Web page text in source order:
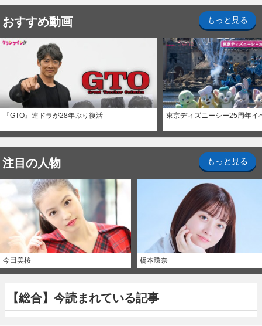
おすすめ動画 もっと見る
『GTO』連ドラが28年ぶり復活 東京ディズニーシー25周年イ
注目の人物 もっと見る
今田美桜 橋本環奈
【総合】今読まれている記事